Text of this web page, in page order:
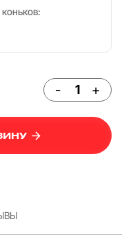
- +